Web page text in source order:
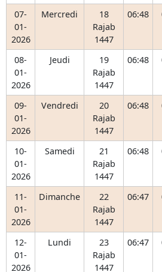
07-
01-
2026
Mercredi
18
Rajab
1447
06:48
08-
01-
2026
Jeudi
19
Rajab
1447
06:48
09-
01-
2026
Vendredi
20
Rajab
1447
06:48
10-
01-
2026
Samedi
21
Rajab
1447
06:48
11-
01-
2026
Dimanche
22
Rajab
1447
06:47
12-
01-
2026
Lundi
23
Rajab
1447
06:47